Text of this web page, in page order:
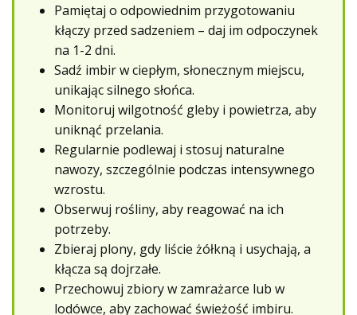
Pamiętaj o odpowiednim przygotowaniu
kłączy przed sadzeniem – daj im odpoczynek
na 1-2 dni.
Sadź imbir w ciepłym, słonecznym miejscu,
unikając silnego słońca.
Monitoruj wilgotność gleby i powietrza, aby
uniknąć przelania.
Regularnie podlewaj i stosuj naturalne
nawozy, szczególnie podczas intensywnego
wzrostu.
Obserwuj rośliny, aby reagować na ich
potrzeby.
Zbieraj plony, gdy liście żółkną i usychają, a
kłącza są dojrzałe.
Przechowuj zbiory w zamrażarce lub w
lodówce, aby zachować świeżość imbiru.